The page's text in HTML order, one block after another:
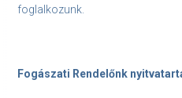
foglalkozunk.
Fogászati Rendelőnk